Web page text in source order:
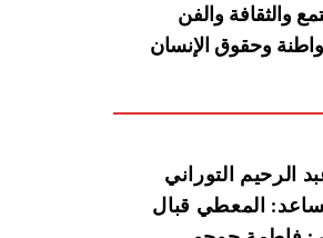
والثقافة والفن
وحقوق الإنسان
الرحيم التوراني
المعطي قبال